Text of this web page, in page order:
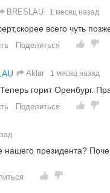
BRESLAU 1 месяц назад
всего чуть
Поделиться
Aklar 1 месяц назад
Теперь горит Оренбург.
Поделиться
нашего президента?